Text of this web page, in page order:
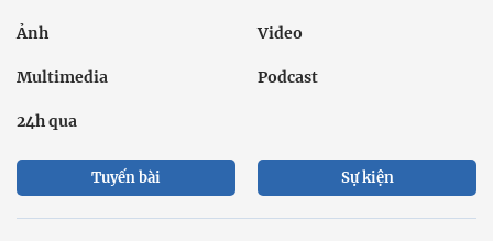
Ảnh Video
Multimedia Podcast
24h qua
Tuyến bài Sự kiện